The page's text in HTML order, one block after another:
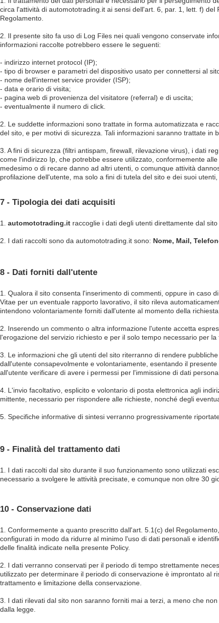
circa l'attività di automototrading.it ai sensi dell'art. 6, par. 1, lett. f)
Regolamento.
2. Il presente sito fa uso di Log Files nei quali vengono conservate
informazioni raccolte potrebbero essere le seguenti:
- indirizzo internet protocol (IP);
- tipo di browser e parametri del dispositivo usato per connettersi al
- nome dell'internet service provider (ISP);
- data e orario di visita;
- pagina web di provenienza del visitatore (referral) e di uscita;
- eventualmente il numero di click.
2. Le suddette informazioni sono trattate in forma automatizzata e
del sito, e per motivi di sicurezza. Tali informazioni saranno trattate in
3. A fini di sicurezza (filtri antispam, firewall, rilevazione virus), i dati
come l'indirizzo Ip, che potrebbe essere utilizzato, conformemente
medesimo o di recare danno ad altri utenti, o comunque attività
profilazione dell'utente, ma solo a fini di tutela del sito e dei suoi
7 - Tipologia dei dati acquisiti
1. automototrading.it raccoglie i dati degli utenti direttamente dal
2. I dati raccolti sono da automototrading.it sono: Nome, Mail,
8 - Dati forniti dall'utente
1. Qualora il sito consenta l'inserimento di commenti, oppure in caso
Vitae per un eventuale rapporto lavorativo, il sito rileva
intendono volontariamente forniti dall'utente al momento della
2. Inserendo un commento o altra informazione l'utente accetta
l'erogazione del servizio richiesto e per il solo tempo necessario per
3. Le informazioni che gli utenti del sito riterranno di rendere
dall'utente consapevolmente e volontariamente, esentando il
all'utente verificare di avere i permessi per l'immissione di dati
4. L'invio facoltativo, esplicito e volontario di posta elettronica agli
mittente, necessario per rispondere alle richieste, nonché degli
5. Specifiche informative di sintesi verranno progressivamente
9 - Finalità del trattamento dati
1. I dati raccolti dal sito durante il suo funzionamento sono utilizzati
necessario a svolgere le attività precisate, e comunque non oltre 30
10 - Conservazione dati
1. Conformemente a quanto prescritto dall'art. 5.1(c) del
configurati in modo da ridurre al minimo l'uso di dati personali e
delle finalità indicate nella presente Policy.
2. I dati verranno conservati per il periodo di tempo strettamente
utilizzato per determinare il periodo di conservazione è improntato al
trattamento e limitazione della conservazione.
3. I dati rilevati dal sito non saranno forniti mai a terzi, a meno che
dalla legge.